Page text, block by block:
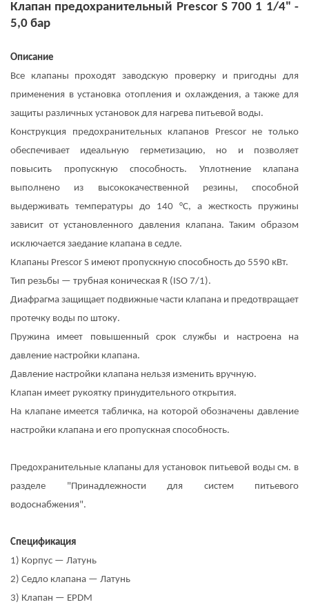
Клапан предохранительный Prescor S 700 1 1/4" -
5,0 бар
Описание
Все клапаны проходят заводскую проверку и пригодны для
применения в установка отопления и охлаждения, а также для
защиты различных установок для нагрева питьевой воды.
Конструкция предохранительных клапанов Prescor не только
обеспечивает идеальную герметизацию, но и позволяет
повысить пропускную способность. Уплотнение клапана
выполнено из высококачественной резины, способной
выдерживать температуры до 140 °C, а жесткость пружины
зависит от установленного давления клапана. Таким образом
исключается заедание клапана в седле.
Клапаны Prescor S имеют пропускную способность до 5590 кВт.
Тип резьбы — трубная коническая R (ISO 7/1).
Диафрагма защищает подвижные части клапана и предотвращает
протечку воды по штоку.
Пружина имеет повышенный срок службы и настроена на
давление настройки клапана.
Давление настройки клапана нельзя изменить вручную.
Клапан имеет рукоятку принудительного открытия.
На клапане имеется табличка, на которой обозначены давление
настройки клапана и его пропускная способность.
Предохранительные клапаны для установок питьевой воды см. в
разделе "Принадлежности для систем питьевого
водоснабжения".
Спецификация
1) Корпус — Латунь
2) Седло клапана — Латунь
3) Клапан — EPDM